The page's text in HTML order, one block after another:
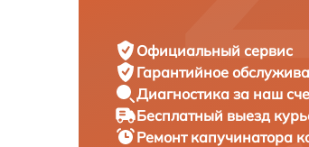
Официальный сервис
Гарантийное
Диагностика за наш
Бесплатный выезд
Ремонт капучинатора